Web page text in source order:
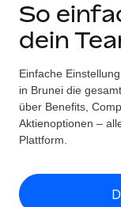
WELTWEITE
Globale
Einfache,
Employer
Weltweites
Contractor
Lösungen
WELTWEITE
Country
Einfache
Ressourcen
TOOLS UND
Preise
So
dein
Einfache
in Brunei die
über Benefits,
Aktienoptionen –
Plattform.